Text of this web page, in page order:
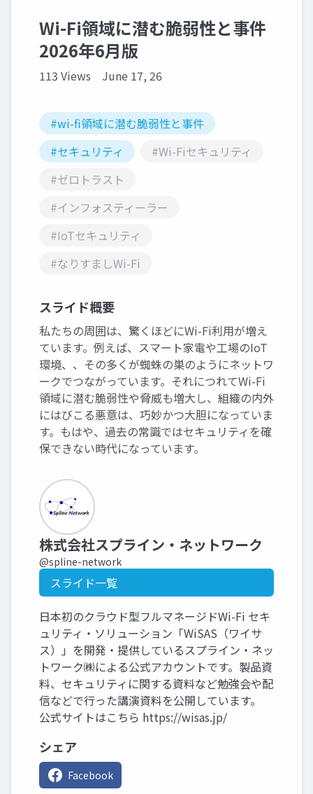
Wi-Fi領域に潜む脆弱性と事件
2026年6月版
113 Views June 17, 26
#wi-fi領域に潜む脆弱性と事件
#セキュリティ
#Wi-Fiセキュリティ
#ゼロトラスト
#インフォスティーラー
#IoTセキュリティ
#なりすましWi-Fi
スライド概要
私たちの周囲は、驚くほどにWi-Fi利用が増え
ています。例えば、スマート家電や工場のIoT
環境、、その多くが蜘蛛の巣のようにネットワ
ークでつながっています。それにつれてWi-Fi
領域に潜む脆弱性や脅威も増大し、組織の内外
にはびこる悪意は、巧妙かつ大胆になっていま
す。もはや、過去の常識ではセキュリティを確
保できない時代になっています。
株式会社スプライン・ネットワーク
@spline-network
スライド一覧
日本初のクラウド型フルマネージドWi-Fi セキ
ュリティ・ソリューション「WiSAS（ワイサ
ス）」を開発・提供しているスプライン・ネッ
トワーク㈱による公式アカウントです。製品資
料、セキュリティに関する資料など勉強会や配
信などで行った講演資料を公開しています。
公式サイトはこちら https://wisas.jp/
シェア
Facebook